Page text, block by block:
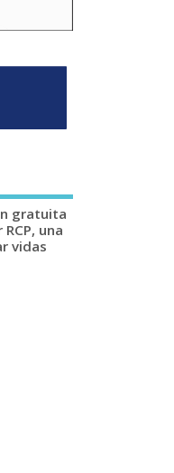
gratuita
una
vidas